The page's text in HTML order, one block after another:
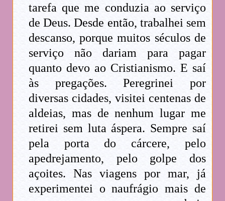
tarefa que me conduzia ao serviço
de Deus. Desde então, trabalhei sem
descanso, porque muitos séculos de
serviço não dariam para pagar
quanto devo ao Cristianismo. E saí
às pregações. Peregrinei por
diversas cidades, visitei centenas de
aldeias, mas de nenhum lugar me
retirei sem luta áspera. Sempre saí
pela porta do cárcere, pelo
apedrejamento, pelo golpe dos
açoites. Nas viagens por mar, já
experimentei o naufrágio mais de